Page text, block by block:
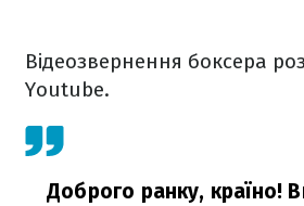
Відеозвернення боксера
Youtube.
Доброго ранку, країно!